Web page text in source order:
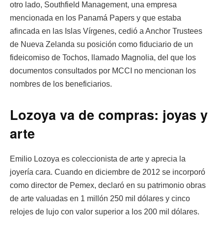
otro lado, Southfield Management, una empresa
mencionada en los Panamá Papers y que estaba
afincada en las Islas Vírgenes, cedió a Anchor Trustees
de Nueva Zelanda su posición como fiduciario de un
fideicomiso de Tochos, llamado Magnolia, del que los
documentos consultados por MCCI no mencionan los
nombres de los beneficiarios.
Lozoya va de compras: joyas y
arte
Emilio Lozoya es coleccionista de arte y aprecia la
joyería cara. Cuando en diciembre de 2012 se incorporó
como director de Pemex, declaró en su patrimonio obras
de arte valuadas en 1 millón 250 mil dólares y cinco
relojes de lujo con valor superior a los 200 mil dólares.